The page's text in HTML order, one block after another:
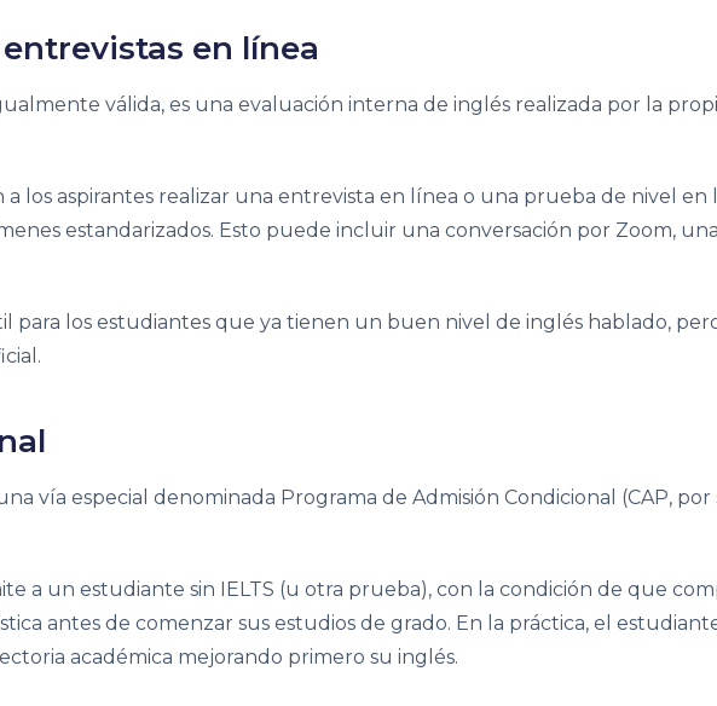
en línea
válida, es una evaluación interna de inglés realizada por la
los aspirantes realizar una entrevista en línea o una prueba de nivel en
estandarizados. Esto puede incluir una conversación por Zoom,
para los estudiantes que ya tienen un buen nivel de inglés hablado,
vía especial denominada Programa de Admisión Condicional (CAP, por
a un estudiante sin IELTS (u otra prueba), con la condición de que
antes de comenzar sus estudios de grado. En la práctica, el
académica mejorando primero su inglés.